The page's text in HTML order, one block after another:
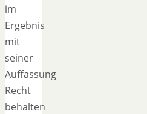
im
Ergebnis
mit
seiner
Auffassung
Recht
behalten